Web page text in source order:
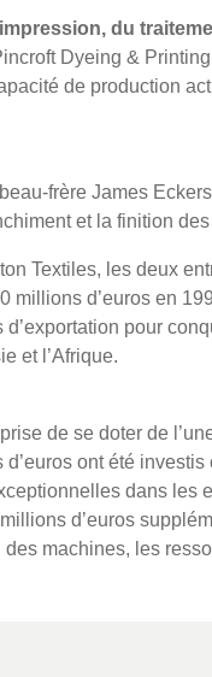
du
Dyeing &
de production
frère James
et la finition des
Textiles, les deux
millions d’euros en
pour
et l’Afrique.
de se doter de
ont été
dans les
d’euros
machines, les